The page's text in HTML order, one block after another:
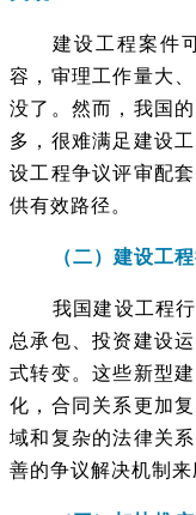
建设工程案件
容，审理工作量大
没了。然而，我国
多，很难满足建设
设工程争议评审配
供有效路径。
（二）建设工
我国建设工程
总承包、投资建设
式转变。这些新型
化，合同关系更加
域和复杂的法律关
善的争议解决机制来